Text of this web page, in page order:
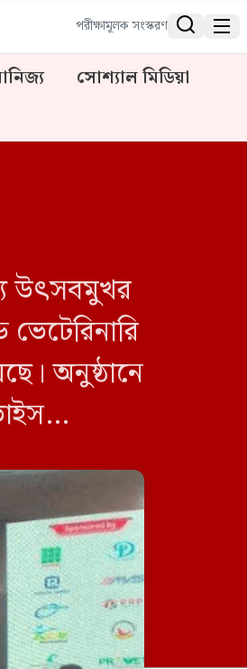
পরীক্ষামূলক সংস্করণ  
সোশ্যাল মিডিয়া
উৎসবমুখর
ভেটেরিনারি
অনুষ্ঠানে